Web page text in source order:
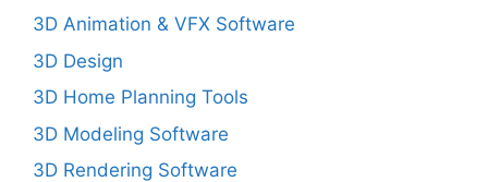
3D Animation & VFX Software
3D Design
3D Home Planning Tools
3D Modeling Software
3D Rendering Software